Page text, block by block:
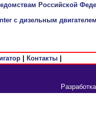
Российской
с дизельным
| Контакты|